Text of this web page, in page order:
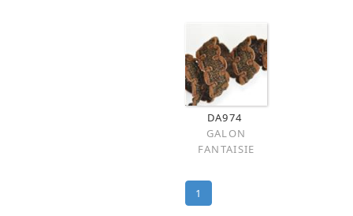
DA974
GALON
FANTAISIE
1